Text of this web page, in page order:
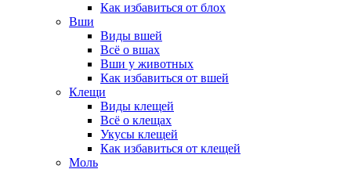
Как избавиться от блох
Вши
Виды вшей
Всё о вшах
Вши у животных
Как избавиться от вшей
Клещи
Виды клещей
Всё о клещах
Укусы клещей
Как избавиться от клещей
Моль